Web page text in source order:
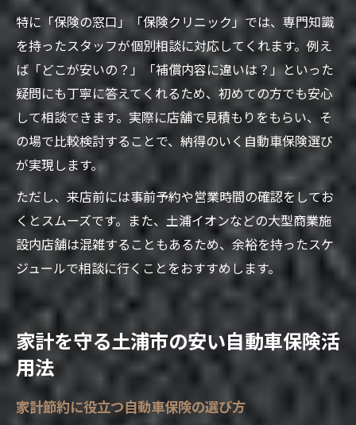
特に「保険の窓口」「保険クリニック」では、専門知識
を持ったスタッフが個別相談に対応してくれます。例え
ば「どこが安いの？」「補償内容に違いは？」といった
疑問にも丁寧に答えてくれるため、初めての方でも安心
して相談できます。実際に店舗で見積もりをもらい、そ
の場で比較検討することで、納得のいく自動車保険選び
が実現します。
ただし、来店前には事前予約や営業時間の確認をしてお
くとスムーズです。また、土浦イオンなどの大型商業施
設内店舗は混雑することもあるため、余裕を持ったスケ
ジュールで相談に行くことをおすすめします。
家計を守る土浦市の安い自動車保険活
用法
家計節約に役立つ自動車保険の選び方